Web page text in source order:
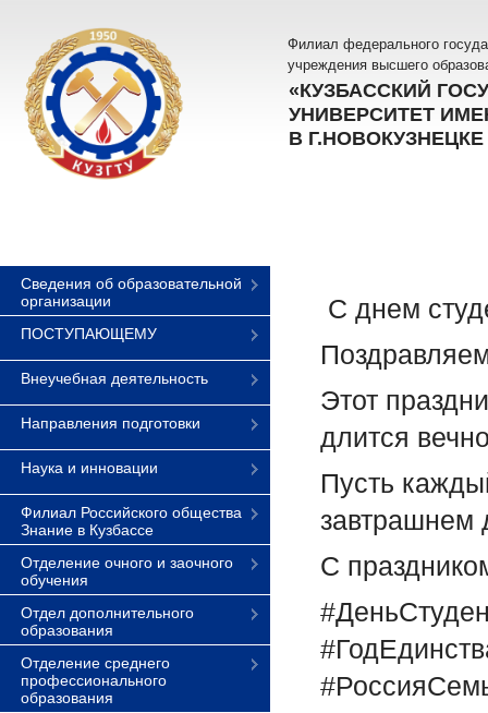
Филиал федерального
учреждения высшего
«КУЗБАССКИЙ
УНИВЕРСИТЕТ
В Г.НОВОКУЗНЕЦКЕ
Сведения об образовательной
организации
ПОСТУПАЮЩЕМУ
Внеучебная деятельность
Направления подготовки
Наука и инновации
Филиал Российского общества
Знание в Кузбассе
Отделение очного и заочного
обучения
Отдел дополнительного
образования
Отделение среднего
профессионального
образования
С днем
Этот
длится
Пусть
завтрашнем
С